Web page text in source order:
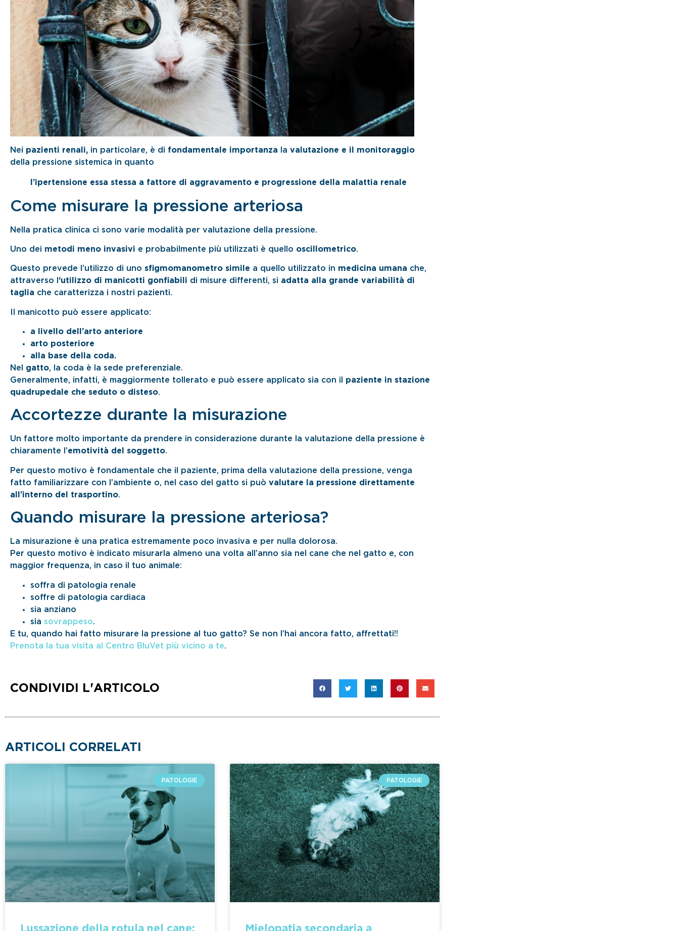
Nei pazienti renali, in particolare, è di fondamentale importanza la valutazione e il monitoraggio
della pressione sistemica in quanto
l’ipertensione essa stessa a fattore di aggravamento e progressione della malattia renale
Come misurare la pressione arteriosa
Nella pratica clinica ci sono varie modalità per valutazione della pressione.
Uno dei metodi meno invasivi e probabilmente più utilizzati è quello oscillometrico.
Questo prevede l’utilizzo di uno sfigmomanometro simile a quello utilizzato in medicina umana che,
attraverso l ‘utilizzo di manicotti gonfiabili di misure differenti, si adatta alla grande variabilità di
taglia che caratterizza i nostri pazienti.
Il manicotto può essere applicato:
a livello dell’arto anteriore
arto posteriore
alla base della coda.
Nel gatto, la coda è la sede preferenziale.
Generalmente, infatti, è maggiormente tollerato e può essere applicato sia con il paziente in stazione
quadrupedale che seduto o disteso.
Accortezze durante la misurazione
Un fattore molto importante da prendere in considerazione durante la valutazione della pressione è
chiaramente l’emotività del soggetto.
Per questo motivo è fondamentale che il paziente, prima della valutazione della pressione, venga
fatto familiarizzare con l’ambiente o, nel caso del gatto si può valutare la pressione direttamente
all’interno del trasportino.
Quando misurare la pressione arteriosa?
La misurazione è una pratica estremamente poco invasiva e per nulla dolorosa.
Per questo motivo è indicato misurarla almeno una volta all’anno sia nel cane che nel gatto e, con
maggior frequenza, in caso il tuo animale:
soffra di patologia renale
soffre di patologia cardiaca
sia anziano
sia sovrappeso.
E tu, quando hai fatto misurare la pressione al tuo gatto? Se non l’hai ancora fatto, affrettati!!
Prenota la tua visita al Centro BluVet più vicino a te.
CONDIVIDI L'ARTICOLO
ARTICOLI CORRELATI
PATOLOGIE
Lussazione della rotula nel cane:
PATOLOGIE
Mielopatia secondaria a